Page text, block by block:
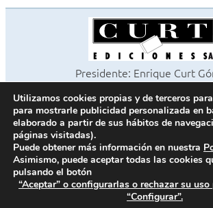
Presidente: Enrique Curt
©2026 Revista Cocinas y
Todos los derechos
Paseo de Gracia, 63. 1º 2ª. 08008
Fax 933 183 505
Política de cookies
Utilizamos cookies propias y de terceros
para mostrarle publicidad personalizada en
elaborado a partir de sus hábitos de
páginas visitadas).
Puede obtener más información en nuestra
Asimismo, puede aceptar todas las cookies
pulsando el botón
“Aceptar” o configurarlas o rechazar su
“Configurar”.